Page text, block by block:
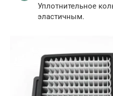
Уплотнительное
эластичным.